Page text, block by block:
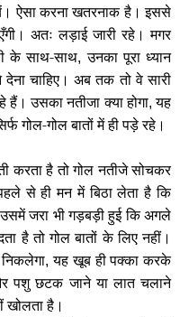
ऐसा करना खतरनाक है। इससे
अतः लड़ाई जारी रहे। मगर
के साथ-साथ,उनका पूरा ध्यान
चाहिए। अब तक तो वे सारी
हैं। उसका नतीजा क्या होगा,यह
गोल-गोल बातों में ही पड़े रहे।
करता है तो गोल नतीजे सोचकर
से ही मन में बिठा लेता है कि
जरा भी गड़बड़ी हुई कि अगले
है तो गोल बातों के लिए नहीं।
,यह खूब ही पक्का करके
पशु छटक जाने या लात चलाने
खोलता है।